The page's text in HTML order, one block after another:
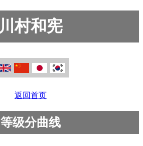
川村和宪
返回首页
等级分曲线